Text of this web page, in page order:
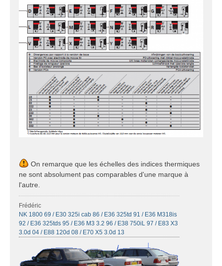
On remarque que les échelles des indices thermiques
ne sont absolument pas comparables d'une marque à
l'autre.
Frédéric
NK 1800 69 / E30 325i cab 86 / E36 325td 91 / E36 M318is
92 / E36 325tds 95 / E36 M3 3.2 96 / E38 750iL 97 / E83 X3
3.0d 04 / E88 120d 08 / E70 X5 3.0d 13